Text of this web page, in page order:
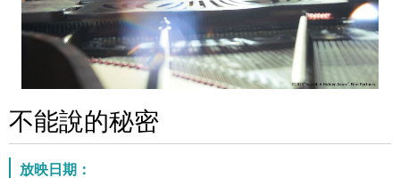
不能說的秘密
放映日期：